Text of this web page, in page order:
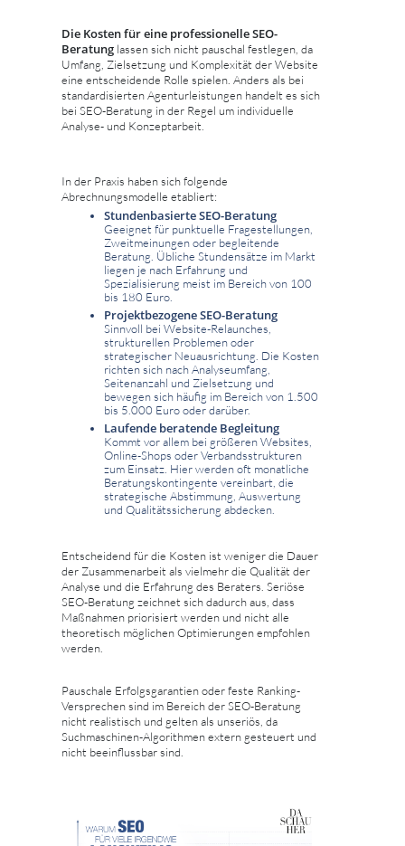
Die Kosten für eine professionelle SEO-
Beratung lassen sich nicht pauschal festlegen, da
Umfang, Zielsetzung und Komplexität der Website
eine entscheidende Rolle spielen. Anders als bei
standardisierten Agenturleistungen handelt es sich
bei SEO-Beratung in der Regel um individuelle
Analyse- und Konzeptarbeit.
In der Praxis haben sich folgende
Abrechnungsmodelle etabliert:
Stundenbasierte SEO-Beratung
Geeignet für punktuelle Fragestellungen,
Zweitmeinungen oder begleitende
Beratung. Übliche Stundensätze im Markt
liegen je nach Erfahrung und
Spezialisierung meist im Bereich von 100
bis 180 Euro.
Projektbezogene SEO-Beratung
Sinnvoll bei Website-Relaunches,
strukturellen Problemen oder
strategischer Neuausrichtung. Die Kosten
richten sich nach Analyseumfang,
Seitenanzahl und Zielsetzung und
bewegen sich häufig im Bereich von 1.500
bis 5.000 Euro oder darüber.
Laufende beratende Begleitung
Kommt vor allem bei größeren Websites,
Online-Shops oder Verbandsstrukturen
zum Einsatz. Hier werden oft monatliche
Beratungskontingente vereinbart, die
strategische Abstimmung, Auswertung
und Qualitätssicherung abdecken.
Entscheidend für die Kosten ist weniger die Dauer
der Zusammenarbeit als vielmehr die Qualität der
Analyse und die Erfahrung des Beraters. Seriöse
SEO-Beratung zeichnet sich dadurch aus, dass
Maßnahmen priorisiert werden und nicht alle
theoretisch möglichen Optimierungen empfohlen
werden.
Pauschale Erfolgsgarantien oder feste Ranking-
Versprechen sind im Bereich der SEO-Beratung
nicht realistisch und gelten als unseriös, da
Suchmaschinen-Algorithmen extern gesteuert und
nicht beeinflussbar sind.